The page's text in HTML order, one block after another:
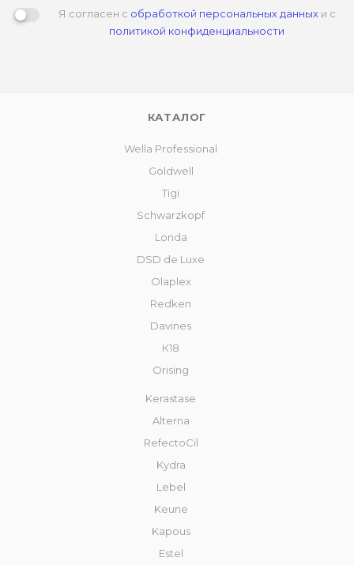
Я согласен с обработкой персональных данныхи с
политикой конфиденциальности
КАТАЛОГ
Wella Professional
Goldwell
Tigi
Schwarzkopf
Londa
DSD de Luxe
Olaplex
Redken
Davines
К18
Orising
Kerastase
Alterna
RefectoCil
Kydra
Lebel
Keune
Kapous
Estel